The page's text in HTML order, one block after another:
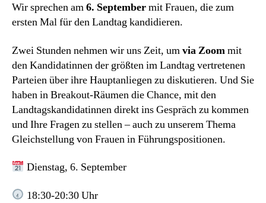
Wir sprechen am6. Septembermit Frauen, die zum
ersten Mal für den Landtag kandidieren.
Zwei Stunden nehmen wir uns Zeit, umvia Zoommit
den Kandidatinnen der größten im Landtag vertretenen
Parteien über ihre Hauptanliegen zu diskutieren. Und Sie
haben in Breakout-Räumen die Chance, mit den
Landtagskandidatinnen direkt ins Gespräch zu kommen
und Ihre Fragen zu stellen – auch zu unserem Thema
Gleichstellung von Frauen in Führungspositionen.
Dienstag, 6. September
18:30-20:30 Uhr